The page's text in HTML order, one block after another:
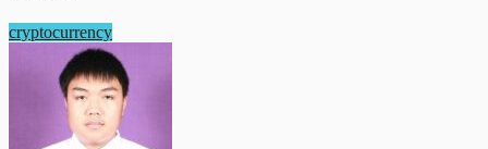
cryptocurrency